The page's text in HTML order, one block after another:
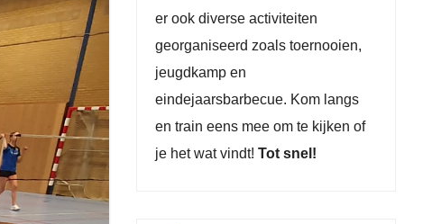
er ook diverse activiteiten
georganiseerd zoals toernooien,
jeugdkamp en
eindejaarsbarbecue. Kom langs
en train eens mee om te kijken of
je het wat vindt! Tot snel!